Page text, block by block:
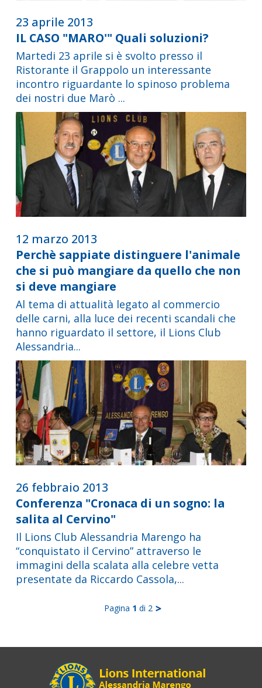
23 aprile 2013
IL CASO "MARO'" Quali soluzioni?
Martedi 23 aprile si è svolto presso il
Ristorante il Grappolo un interessante
incontro riguardante lo spinoso problema
dei nostri due Marò ...
12 marzo 2013
Perchè sappiate distinguere l'animale
che si può mangiare da quello che non
si deve mangiare
Al tema di attualità legato al commercio
delle carni, alla luce dei recenti scandali che
hanno riguardato il settore, il Lions Club
Alessandria...
26 febbraio 2013
Conferenza "Cronaca di un sogno: la
salita al Cervino"
Il Lions Club Alessandria Marengo ha
“conquistato il Cervino” attraverso le
immagini della scalata alla celebre vetta
presentate da Riccardo Cassola,...
Pagina 1 di 2